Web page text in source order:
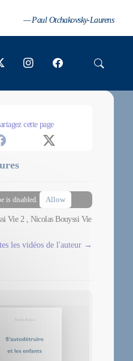
— Paul Otchakovsky-Laurens
cette page
is disabled. Allow
Vie 2 , Nicolas Bouyssi Vie
les vidéos de l'auteur →